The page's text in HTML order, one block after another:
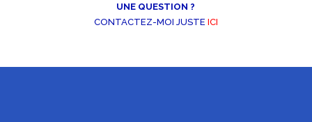
UNE QUESTION ?
CONTACTEZ-MOI JUSTE ICI